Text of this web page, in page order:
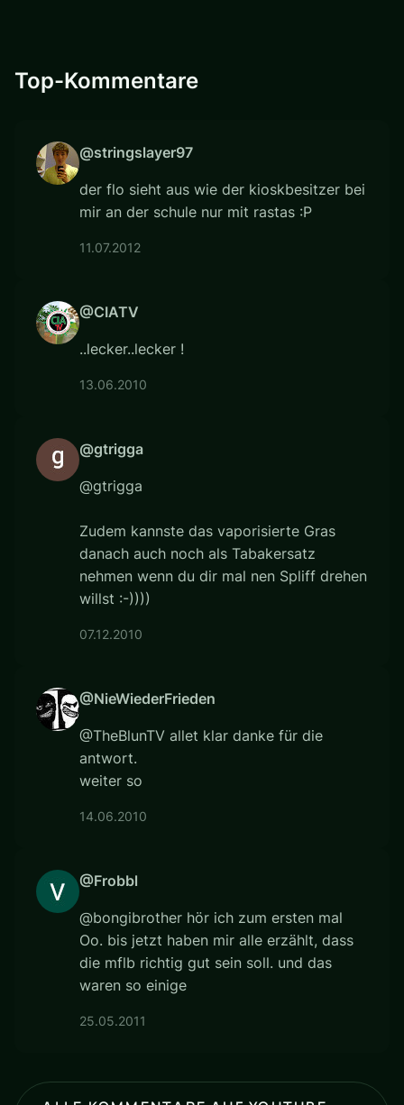
Top-Kommentare
@stringslayer97
der flo sieht aus wie der kioskbesitzer bei
mir an der schule nur mit rastas :P
11.07.2012
@CIATV
..lecker..lecker !
13.06.2010
@gtrigga
@gtrigga
Zudem kannste das vaporisierte Gras
danach auch noch als Tabakersatz
nehmen wenn du dir mal nen Spliff drehen
willst :-))))
07.12.2010
@NieWiederFrieden
@TheBlunTV allet klar danke für die
antwort.
weiter so
14.06.2010
@Frobbl
@bongibrother hör ich zum ersten mal
Oo. bis jetzt haben mir alle erzählt, dass
die mflb richtig gut sein soll. und das
waren so einige
25.05.2011